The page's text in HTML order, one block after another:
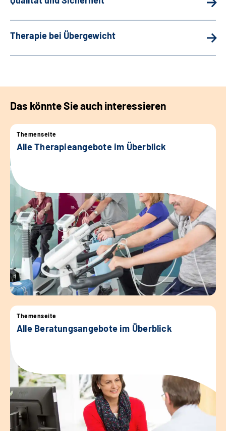
Therapie bei Übergewicht
Das könnte Sie auch interessieren
Themenseite
Alle Therapieangebote im Überblick
Themenseite
Alle Beratungsangebote im Überblick